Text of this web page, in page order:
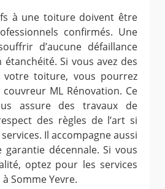
à une toiture doivent être
confirmés. Une
d’aucune défaillance
Si vous avez des
toiture, vous pourrez
ML Rénovation. Ce
assure des travaux de
des règles de l’art si
Il accompagne aussi
garantie décennale. Si vous
optez pour les services
Somme Yevre.